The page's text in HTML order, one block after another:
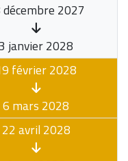
décembre 2027
janvier 2028
février 2028
6 mars 2028
22 avril 2028